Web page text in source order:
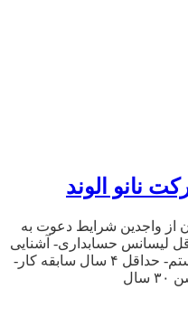
نانو الوند
از واجدین شرایط دعوت به
لیسانس حسابداری- آشنایی
با نرم افزار حسابداری همکاران سیستم- حداقل ۴ سال سابقه کار-
حسابداری بر انبار و اموال- حداکثر سن ۳۰ سال